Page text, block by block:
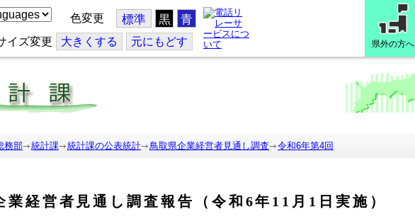
色変更 標準 黒 青
イズ変更 大きくする 元にもどす 県外の方へ
務部 統計課 統計課の公表統計 鳥取県企業経営者見通し調査 令和6年第4回
経営者見通し調査報告（令和6年11月1日実施）